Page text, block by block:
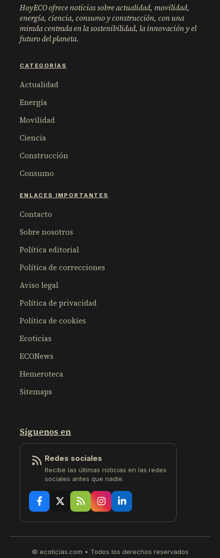
HoyECO ofrece noticias sobre actualidad, movilidad,
energía, ciencia, consumo y construcción, con una
mirada centrada en la sostenibilidad, la innovación y el
futuro del planeta.
CATEGORÍAS
Actualidad
Energía
Movilidad
Ciencia
Construcción
Consumo
ENLACES IMPORTANTES
Contacto
Sobre nosotros
Política editorial
Política de correcciones
Aviso legal
Política de privacidad
Política de cookies
Ecoticias
ECONews
Hemeroteca
Sitemaps
Síguenos en
Redes sociales
Recibe las últimas noticias en las redes
sociales antes que nadie.
© ecoticias.com • Todos los derechos reservados